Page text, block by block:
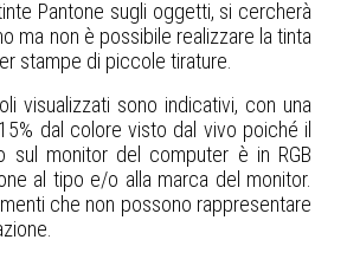
Pantone sugli oggetti, si cercherà
ma non è possibile realizzare la tinta
stampe di piccole tirature.
visualizzati sono indicativi, con una
dal colore visto dal vivo poiché il
sul monitor del computer è in RGB
al tipo e/o alla marca del monitor.
che non possono rappresentare